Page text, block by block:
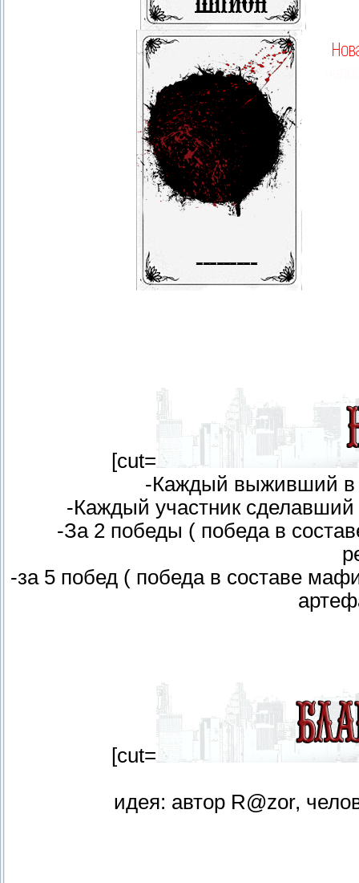
[cut=
-Каждый выживший в
-Каждый участник сделавший
-За 2 победы ( победа в
-за 5 побед ( победа в составе
[cut=
идея: автор R@zor,